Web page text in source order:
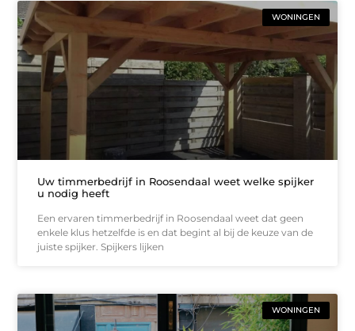
WONINGEN
Uw timmerbedrijf in Roosendaal weet welke spijker
u nodig heeft
Een ervaren timmerbedrijf in Roosendaal weet dat geen
enkele klus hetzelfde is en dat begint al bij de keuze van de
juiste spijker. Spijkers lijken
WONINGEN